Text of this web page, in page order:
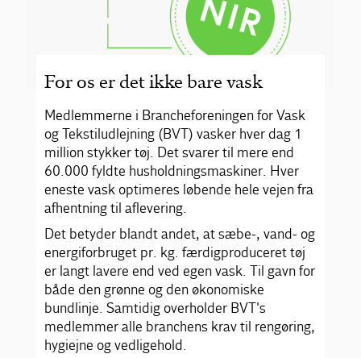
For os er det ikke bare vask
Medlemmerne i Brancheforeningen for Vask
og Tekstiludlejning (BVT) vasker hver dag 1
million stykker tøj. Det svarer til mere end
60.000 fyldte husholdningsmaskiner. Hver
eneste vask optimeres løbende hele vejen fra
afhentning til aflevering.
Det betyder blandt andet, at sæbe-, vand- og
energiforbruget pr. kg. færdigproduceret tøj
er langt lavere end ved egen vask. Til gavn for
både den grønne og den økonomiske
bundlinje. Samtidig overholder BVT's
medlemmer alle branchens krav til rengøring,
hygiejne og vedligehold.